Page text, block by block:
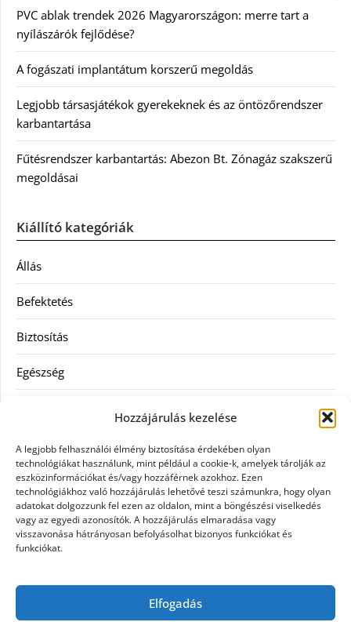
Hozzájárulás kezelése
A legjobb felhasználói élmény biztosítása érdekében olyan
technológiákat használunk, mint például a cookie-k, amelyek tárolják az
eszközinformációkat és/vagy hozzáférnek azokhoz. Ezen
technológiákhoz való hozzájárulás lehetővé teszi számunkra, hogy olyan
adatokat dolgozzunk fel ezen az oldalon, mint a böngészési viselkedés
vagy az egyedi azonosítók. A hozzájárulás elmaradása vagy
visszavonása hátrányosan befolyásolhat bizonyos funkciókat és
funkciókat.
Elfogadás
PVC ablak trendek 2026 Magyarországon: merre tart a
nyílászárók fejlődése?
A fogászati implantátum korszerű megoldás
Legjobb társasjátékok gyerekeknek és az öntözőrendszer
karbantartása
Fűtésrendszer karbantartás: Abezon Bt. Zónagáz szakszerű
megoldásai
Kiállító kategóriák
Állás
Befektetés
Biztosítás
Egészség
Ingatlan
Művészetek és szórakozás
Múzeumok
Szolgáltatás
Szórakozás
Webáruház